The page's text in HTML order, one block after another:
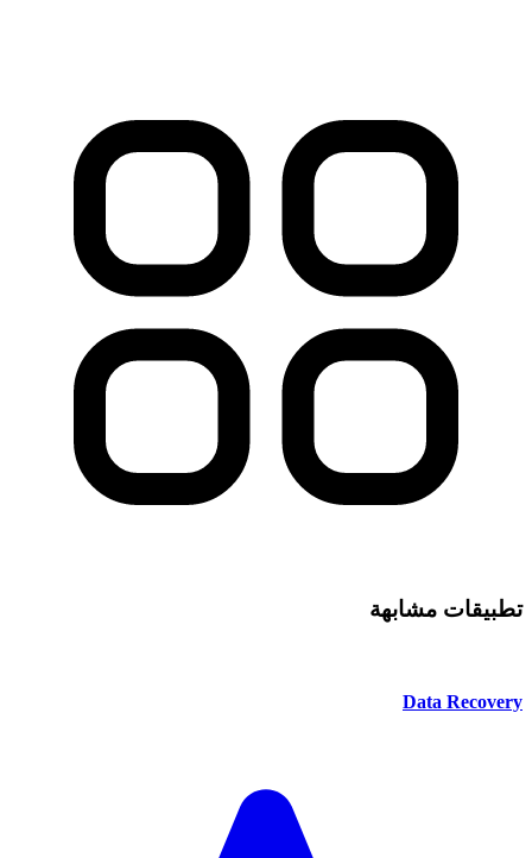
تطبيقات مشابهة
Data Recovery